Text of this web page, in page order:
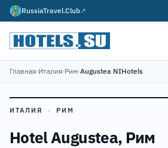
RussiaTravel.Club↗
Главная›Италия›Рим›Augustea NIHotels
ИТАЛИЯ › РИМ
Hotel Augustea, Рим